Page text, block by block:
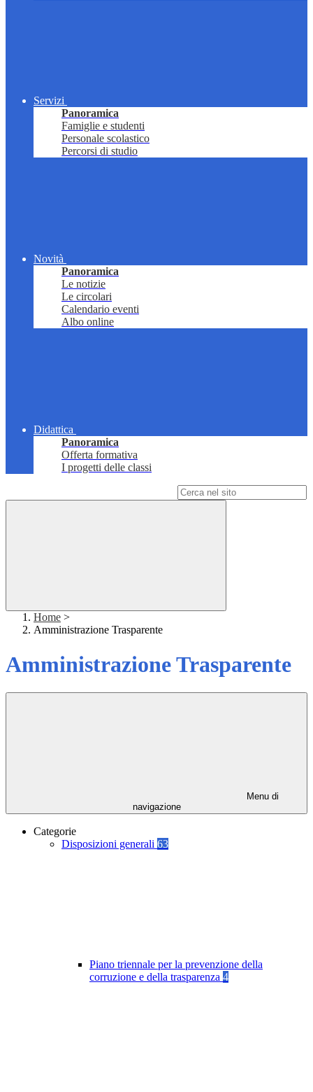
Servizi
Panoramica
Famiglie e studenti
Personale scolastico
Percorsi di studio
Novità
Panoramica
Le notizie
Le circolari
Calendario eventi
Albo online
Didattica
Panoramica
Offerta formativa
I progetti delle classi
Home >
Amministrazione Trasparente
Amministrazione Trasparente
Menu di
navigazione
Categorie
Disposizioni generali 63
Piano triennale per la prevenzione della
corruzione e della trasparenza 4